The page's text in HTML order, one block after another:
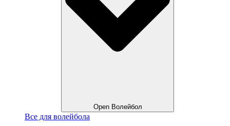
Open Волейбол
Все для волейбола